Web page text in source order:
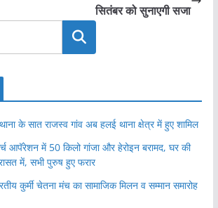
सितंबर को सुनाएगी सजा
खोजें
के सात राजस्व गांव अब हलई थाना क्षेत्र में हुए शामिल
आपॅरेशन में 50 किलो गांजा और हेरोइन बरामद, घर की
में, सभी पुरुष हुए फरार
कुर्मी चेतना मंच का सामाजिक मिलन व सम्मान समारोह